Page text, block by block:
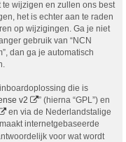
wijzigen en zullen ons best
het is echter aan te raden
op wijzigingen. Ga je niet
gebruik van “NCN
dan ga je automatisch
die is
v2
” (hierna “GPL”) en
en via de Nederlandstalige
internetgebaseerde
voor wat wordt